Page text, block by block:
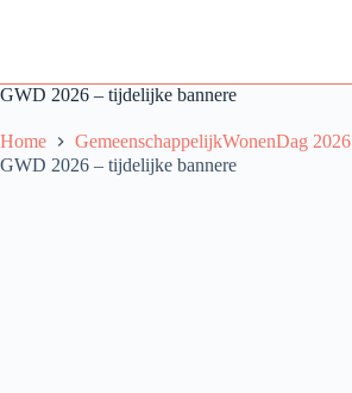
GWD 2026 – tijdelijke bannere
Home
GemeenschappelijkWonenDag 2026
GWD 2026 – tijdelijke bannere